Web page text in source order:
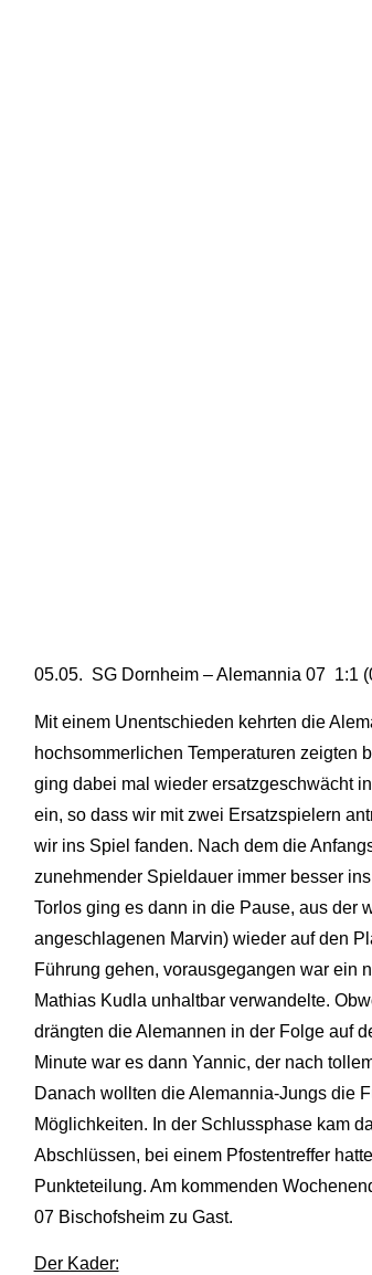
05.05. SG Dornheim – Alemannia 07 1:1
Mit einem Unentschieden kehrten die
hochsommerlichen Temperaturen zeigten
ging dabei mal wieder ersatzgeschwächt
ein, so dass wir mit zwei Ersatzspielern
wir ins Spiel fanden. Nach dem die
zunehmender Spieldauer immer besser
Torlos ging es dann in die Pause, aus der
angeschlagenen Marvin) wieder auf den
Führung gehen, vorausgegangen war ein
Mathias Kudla unhaltbar verwandelte.
drängten die Alemannen in der Folge auf
Minute war es dann Yannic, der nach
Danach wollten die Alemannia-Jungs die
Möglichkeiten. In der Schlussphase kam
Abschlüssen, bei einem Pfostentreffer
Punkteteilung. Am kommenden
07 Bischofsheim zu Gast.
Der Kader: